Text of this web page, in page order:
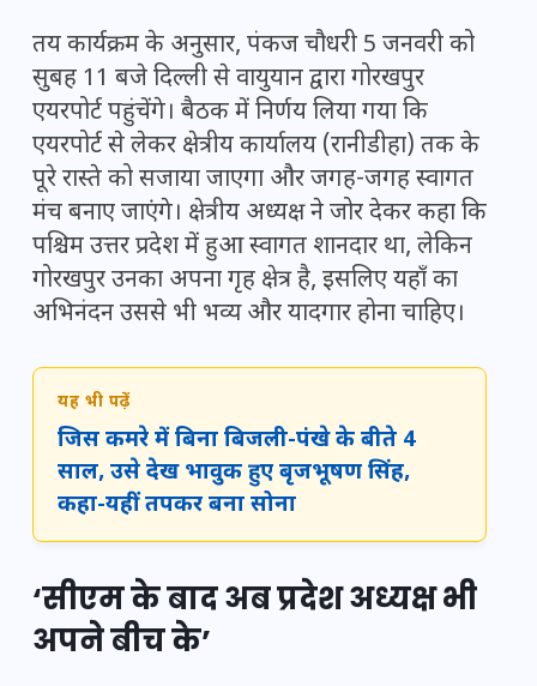
तय कार्यक्रम के अनुसार, पंकज चौधरी 5 जनवरी को
सुबह 11 बजे दिल्ली से वायुयान द्वारा गोरखपुर
एयरपोर्ट पहुंचेंगे। बैठक में निर्णय लिया गया कि
एयरपोर्ट से लेकर क्षेत्रीय कार्यालय (रानीडीहा) तक के
पूरे रास्ते को सजाया जाएगा और जगह-जगह स्वागत
मंच बनाए जाएंगे। क्षेत्रीय अध्यक्ष ने जोर देकर कहा कि
पश्चिम उत्तर प्रदेश में हुआ स्वागत शानदार था, लेकिन
गोरखपुर उनका अपना गृह क्षेत्र है, इसलिए यहाँ का
अभिनंदन उससे भी भव्य और यादगार होना चाहिए।
यह भी पढ़ें
जिस कमरे में बिना बिजली-पंखे के बीते 4
साल, उसे देख भावुक हुए बृजभूषण सिंह,
कहा-यहीं तपकर बना सोना
‘सीएम के बाद अब प्रदेश अध्यक्ष भी
अपने बीच के’